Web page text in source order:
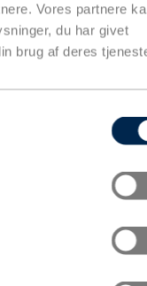
Vores partnere
du har givet
brug af deres